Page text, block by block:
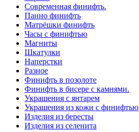
Современная финифть.
Панно финифть
Матрёшки финифть
Часы с финифтью
Магниты
Шкатулки
Наперстки
Разное
Финифть в позолоте
Финифть в бисере с камнями.
Украшения с янтарем
Украшения из кожи с финифтью
Изделия из бересты
Изделия из селенита